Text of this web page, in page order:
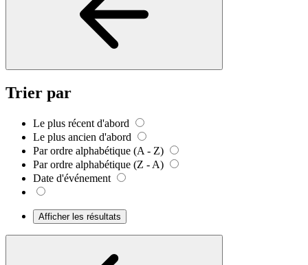
Trier par
Le plus récent d'abord
Le plus ancien d'abord
Par ordre alphabétique (A - Z)
Par ordre alphabétique (Z - A)
Date d'événement
Afficher les résultats